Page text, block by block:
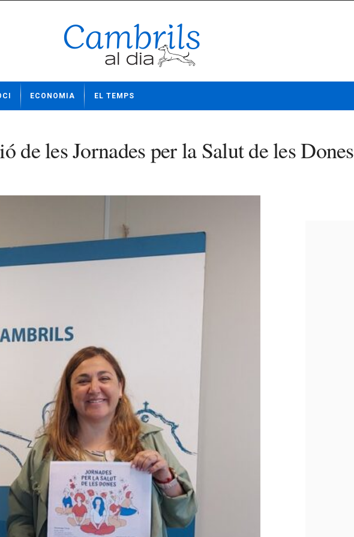
ECONOMIA EL TEMPS
de les Jornades per la Salut de les Dones